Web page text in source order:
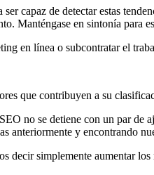
capaz de detectar estas
Manténgase en sintonía para
en línea o subcontratar el
que contribuyen a su
no se detiene con un par de
anteriormente y encontrando
decir simplemente aumentar